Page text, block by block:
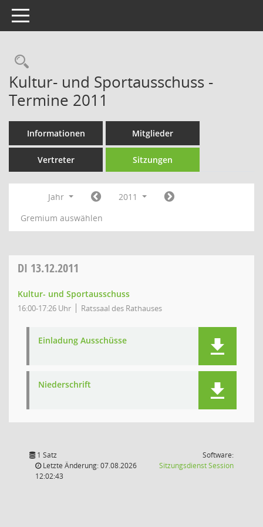
Toggle navigation
Rechercheauswahl
Kultur- und Sportausschuss -
Termine 2011
Informationen Mitglieder
Vertreter Sitzungen
Jahr
2011
Gremium auswählen
DI 13.12.2011
Kultur- und Sportausschuss
16:00-17:26 Uhr Ratssaal des Rathauses
Einladung Ausschüsse
Niederschrift
1 Satz
Letzte Änderung: 07.08.2026
12:02:43
Software:
SitzungsdienstSession(Wird in